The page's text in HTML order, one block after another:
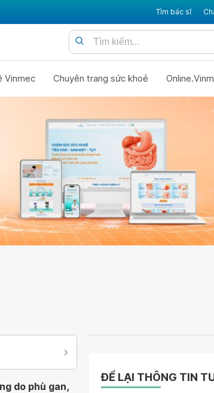
Tìm bác sĩ
Vinmec Chuyên trang sức khoẻ
do phù gan,
ĐỂ LẠI THÔNG TIN